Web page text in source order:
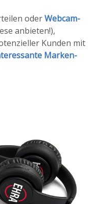
oderWebcam-
anbieten!),
Kunden mit
Marken-